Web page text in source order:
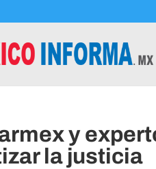
y
la justicia